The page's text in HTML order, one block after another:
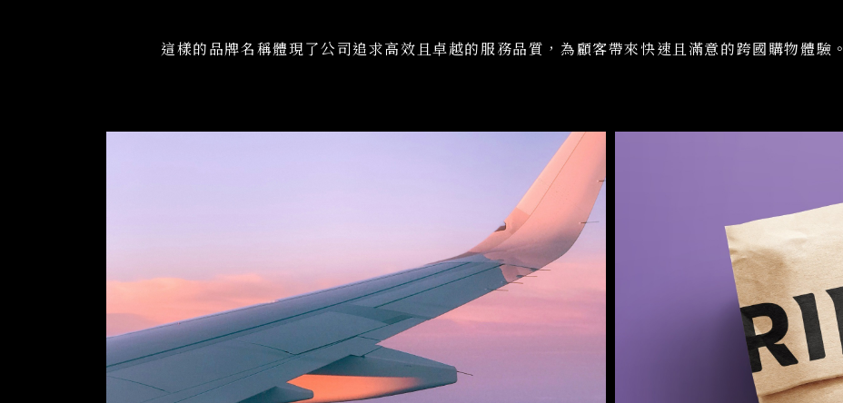
這樣的品牌名稱體現了公司追求高效且卓越的服務品質，為顧客帶來快速且滿意的跨國購物體驗。